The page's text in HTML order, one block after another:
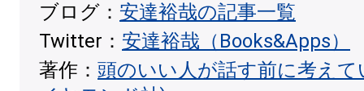
ブログ： 安達裕哉の記事一覧
Twitter： 安達裕哉（Books&Apps）
著作： 頭のいい人が話す前に考え